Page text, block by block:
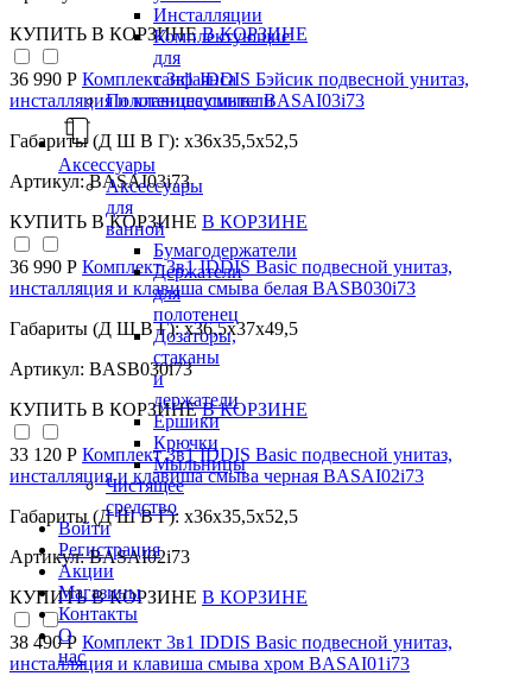
Инсталляции
Комплектующие
для
санфаянса
Полотенцесушители
Аксессуары
Аксессуары
для
ванной
Бумагодержатели
Держатели
для
полотенец
Дозаторы,
стаканы
и
держатели
Ершики
Крючки
Мыльницы
Чистящее
средство
Войти
Регистрация
Акции
Магазины
Контакты
О
нас
КУПИТЬ В КОРЗИНЕ В КОРЗИНЕ
36 990 Р Комплект 3в1 IDDIS Бэйсик подвесной унитаз,
инсталляция и клавиша смыва BASAI03i73
Габариты (Д Ш В Г): x36x35,5x52,5
Артикул: BASAI03i73
КУПИТЬ В КОРЗИНЕ В КОРЗИНЕ
36 990 Р Комплект 3в1 IDDIS Basic подвесной унитаз,
инсталляция и клавиша смыва белая BASB030i73
Габариты (Д Ш В Г): x36,5x37x49,5
Артикул: BASB030i73
КУПИТЬ В КОРЗИНЕ В КОРЗИНЕ
33 120 Р Комплект 3в1 IDDIS Basic подвесной унитаз,
инсталляция и клавиша смыва черная BASAI02i73
Габариты (Д Ш В Г): x36x35,5x52,5
Артикул: BASAI02i73
КУПИТЬ В КОРЗИНЕ В КОРЗИНЕ
38 490 Р Комплект 3в1 IDDIS Basic подвесной унитаз,
инсталляция и клавиша смыва хром BASAI01i73